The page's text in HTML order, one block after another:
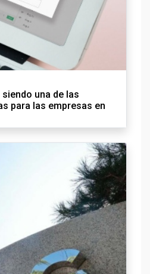
una de las
para las empresas en